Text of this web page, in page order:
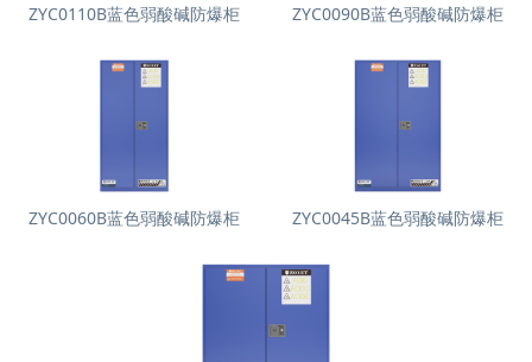
ZYC0110B蓝色弱酸碱防爆柜 ZYC0090B蓝色弱酸碱防爆柜
ZYC0060B蓝色弱酸碱防爆柜 ZYC0045B蓝色弱酸碱防爆柜